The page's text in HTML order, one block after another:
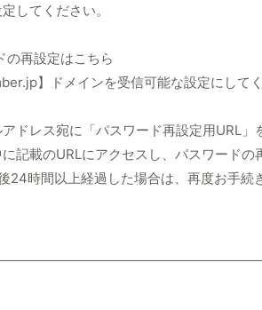
してください。
の再設定はこちら
】ドメインを受信可能な設定にしてく
ドレス宛に「パスワード再設定用URL」
記載のURLにアクセスし、パスワードの
24時間以上経過した場合は、再度お手続